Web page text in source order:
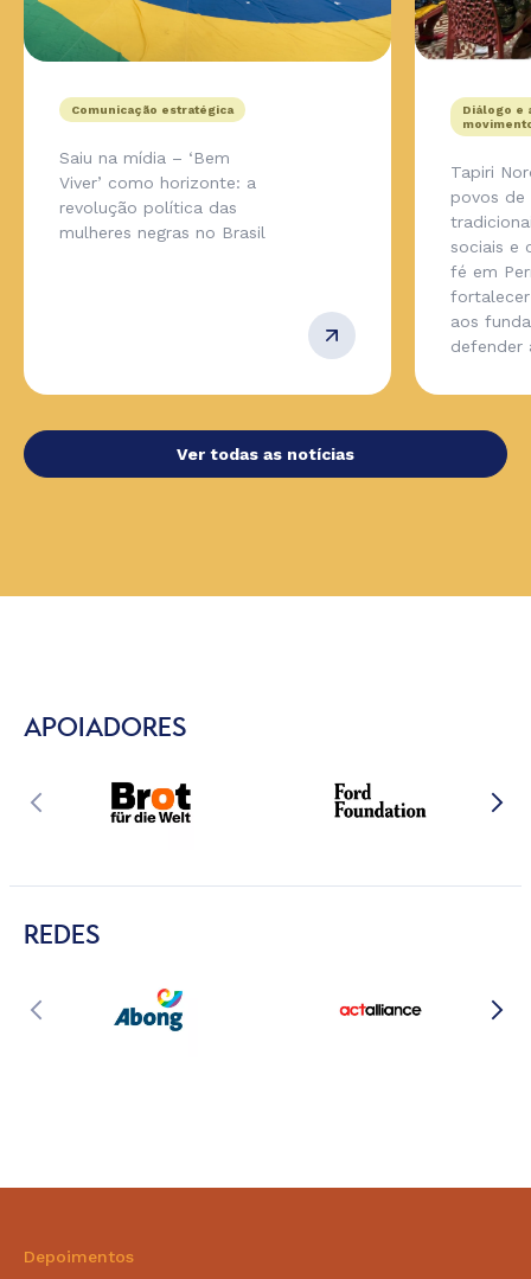
Comunicação estratégica
Saiu na mídia – ‘Bem
Viver’ como horizonte: a
revolução política das
mulheres negras no Brasil
Diálogo e
Tapiri
povos de
sociais e
fé em
aos
defender
Ver todas as notícias
APOIADORES
REDES
Depoimentos